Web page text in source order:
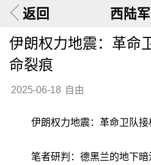
返回 西陆
伊朗权力地震：革命
命裂痕
2025-06-18 自由
伊朗权力地震：革命卫队
笔者研判：德黑兰的地下